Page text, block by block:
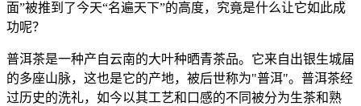
面”被推到了今天“名遍天下”的高度，究竟是什么让它如此成
功呢？
普洱茶是一种产自云南的大叶种晒青茶品。它来自出银生城届
的多座山脉，这也是它的产地，被后世称为"普洱"。普洱茶经
过历史的洗礼，如今以其工艺和口感的不同被分为生茶和熟